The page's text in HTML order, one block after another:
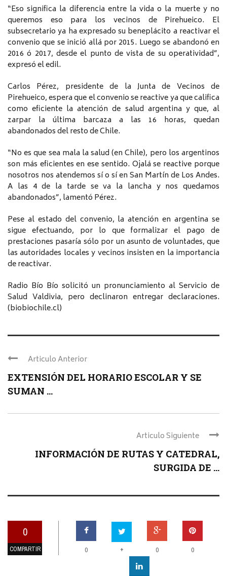
“Eso significa la diferencia entre la vida o la muerte y no
queremos eso para los vecinos de Pirehueico. El
subsecretario ya ha expresado su beneplácito a reactivar el
convenio que se inició allá por 2015. Luego se abandonó en
2016 ó 2017, desde el punto de vista de su operatividad”,
expresó el edil.
Carlos Pérez, presidente de la Junta de Vecinos de
Pirehueico, espera que el convenio se reactive ya que califica
como eficiente la atención de salud argentina y que, al
zarpar la última barcaza a las 16 horas, quedan
abandonados del resto de Chile.
“No es que sea mala la salud (en Chile), pero los argentinos
son más eficientes en ese sentido. Ojalá se reactive porque
nosotros nos atendemos sí o sí en San Martín de Los Andes.
A las 4 de la tarde se va la lancha y nos quedamos
abandonados”, lamentó Pérez.
Pese al estado del convenio, la atención en argentina se
sigue efectuando, por lo que formalizar el pago de
prestaciones pasaría sólo por un asunto de voluntades, que
las autoridades locales y vecinos insisten en la importancia
de reactivar.
Radio Bío Bío solicitó un pronunciamiento al Servicio de
Salud Valdivia, pero declinaron entregar declaraciones.
(biobiochile.cl)
Articulo Anterior
EXTENSIÓN DEL HORARIO ESCOLAR Y SE
SUMAN ...
Articulo Siguiente
INFORMACIÓN DE RUTAS Y CATEDRAL,
SURGIDA DE ...
0
COMPARTIR 0 + 0 0